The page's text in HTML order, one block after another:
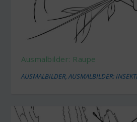
Ausmalbilder: Raupe
AUSMALBILDER,AUSMALBILDER: